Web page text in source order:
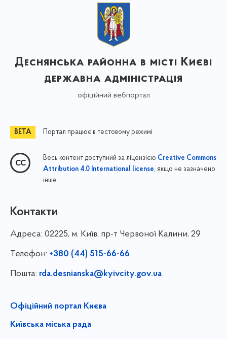
Деснянська районна в місті Києві
державна адміністрація
офіційний вебпортал
Портал працює в тестовому режимі
Весь контент доступний за ліцензією Creative Commons
Attribution 4.0 International license, якщо не зазначено
інше
Контакти
Адреса: 02225, м. Київ, пр-т Червоної Калини, 29
Телефон: +380 (44) 515-66-66
Пошта: rda.desnianska@kyivcity.gov.ua
Офіційний портал Києва
Київська міська рада